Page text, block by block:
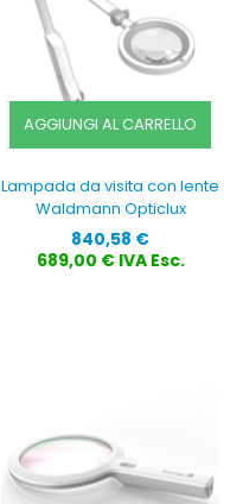
AGGIUNGI AL CARRELLO
Lampada da visita con lente
Waldmann Opticlux
Prezzo
840,58 €
689,00 € IVA Esc.